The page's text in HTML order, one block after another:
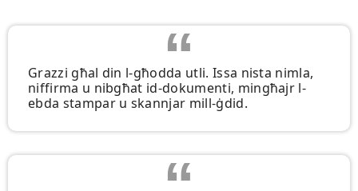
Grazzi għal din l-għodda utli. Issa nista nimla,
niffirma u nibgħat id-dokumenti, mingħajr l-
ebda stampar u skannjar mill-ġdid.